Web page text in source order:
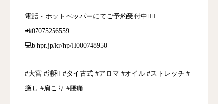
電話・ホットペッパーにてご予約受付中💁‍♀️
📲07075256559
💻b.hpr.jp/kr/hp/H000748950
#大宮 #浦和 #タイ古式 #アロマ #オイル #ストレッチ #
癒し #肩こり #腰痛